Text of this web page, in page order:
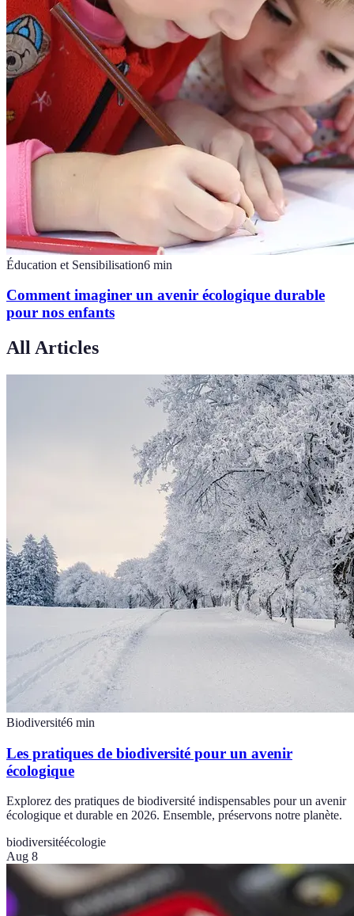
Éducation et Sensibilisation6 min
Comment imaginer un avenir écologique durable
pour nos enfants
All Articles
Biodiversité6 min
Les pratiques de biodiversité pour un avenir
écologique
Explorez des pratiques de biodiversité indispensables pour un avenir
écologique et durable en 2026. Ensemble, préservons notre planète.
biodiversitéécologie
Aug 8